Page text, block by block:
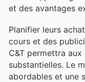
et des avantages
Planifier leurs
cours et des
C&T permettra
substantielles. Le
abordables et une